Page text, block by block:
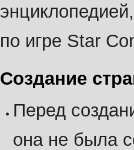
по игре Star
Создание
Перед
она не была